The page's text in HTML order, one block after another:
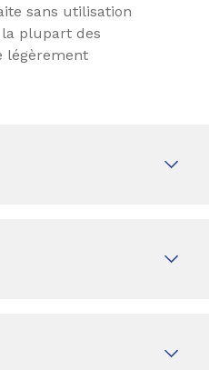
sans utilisation
plupart des
légèrement